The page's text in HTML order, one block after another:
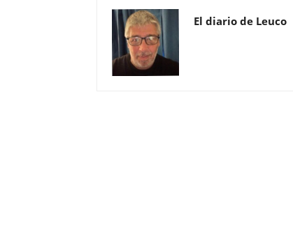
El diario de Leuco